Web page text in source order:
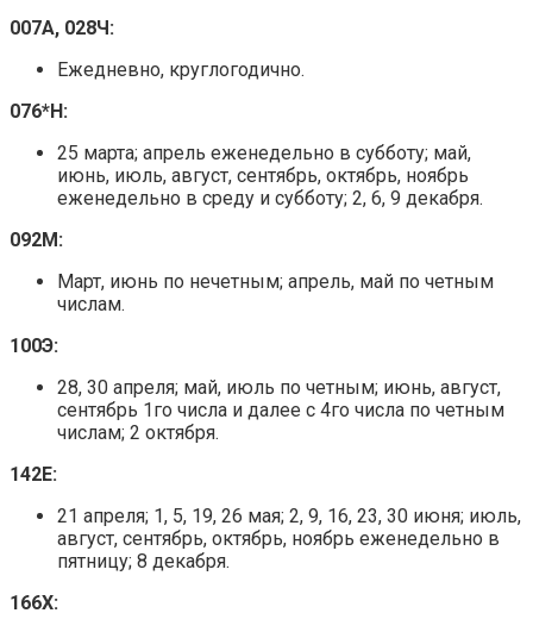
007А, 028Ч:
Ежедневно, круглогодично.
076*Н:
25 марта; апрель еженедельно в субботу; май,
июнь, июль, август, сентябрь, октябрь, ноябрь
еженедельно в среду и субботу; 2, 6, 9 декабря.
092М:
Март, июнь по нечетным; апрель, май по четным
числам.
100Э:
28, 30 апреля; май, июль по четным; июнь, август,
сентябрь 1го числа и далее с 4го числа по четным
числам; 2 октября.
142Е:
21 апреля; 1, 5, 19, 26 мая; 2, 9, 16, 23, 30 июня; июль,
август, сентябрь, октябрь, ноябрь еженедельно в
пятницу; 8 декабря.
166Х: